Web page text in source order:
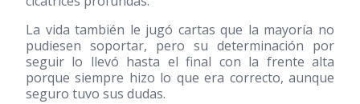
La vida también le jugó cartas que la mayoría no
pudiesen soportar, pero su determinación por
seguir lo llevó hasta el final con la frente alta
porque siempre hizo lo que era correcto, aunque
seguro tuvo sus dudas.